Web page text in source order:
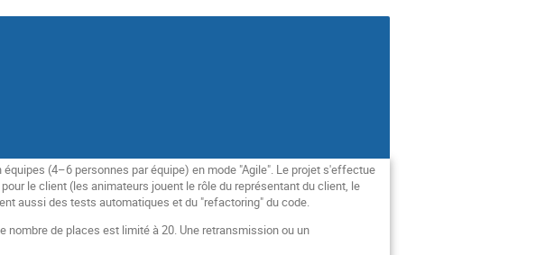
(4–6 personnes par équipe) en mode "Agile". Le projet s'effectue
le client (les animateurs jouent le rôle du représentant du client, le
aussi des tests automatiques et du "refactoring" du code.
de places est limité à 20. Une retransmission ou un